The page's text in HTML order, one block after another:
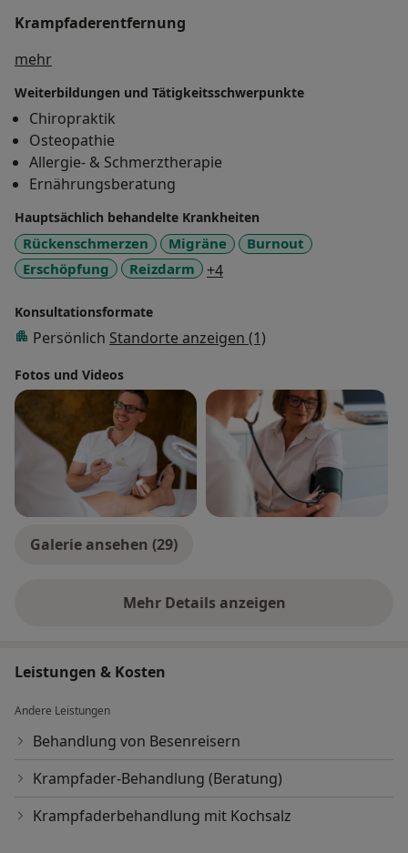
Krampfaderentfernung
mehrÜber mich
Weiterbildungen und Tätigkeitsschwerpunkte
Chiropraktik
Osteopathie
Allergie- & Schmerztherapie
Ernährungsberatung
Hauptsächlich behandelte Krankheiten
Rückenschmerzen Migräne
Burnout
Erschöpfung
Reizdarm +4a11y_sr_more_diseases
Konsultationsformate
Persönlich Standorte anzeigen (1)
Fotos und Videos
Galerie ansehen (29)
Mehr Details anzeigen
über Erfahrungen
Leistungen & Kosten
Andere Leistungen
Behandlung von Besenreisern
Krampfader-Behandlung (Beratung)
Krampfaderbehandlung mit Kochsalz